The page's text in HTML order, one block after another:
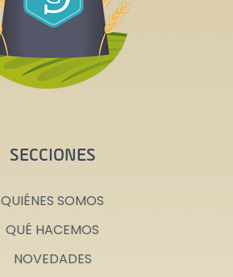
SECCIONES
QUIÉNES SOMOS
QUÉ HACEMOS
NOVEDADES